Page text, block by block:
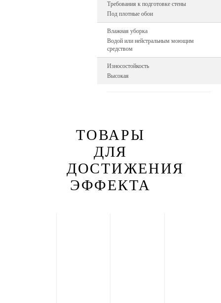
Требования к подготовке стены
Под плотные обои
Влажная уборка
Водой или нейстральным моющим
средством
Износостойкость
Высокая
ТОВАРЫ
ДЛЯ
ДОСТИЖЕНИЯ
ЭФФЕКТА